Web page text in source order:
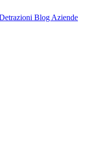
Blog Aziende